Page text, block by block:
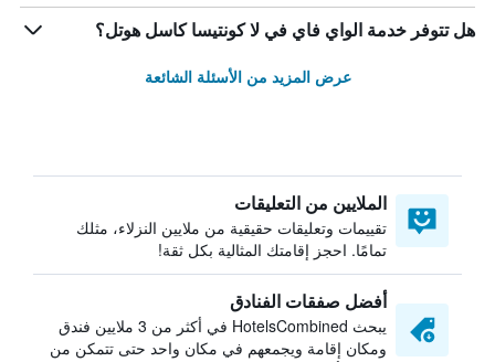
هل تتوفر خدمة الواي فاي في لا كونتيسا كاسل هوتل؟
عرض المزيد من الأسئلة الشائعة
الملايين من التعليقات
تقييمات وتعليقات حقيقية من ملايين النزلاء، مثلك
تمامًا. احجز إقامتك المثالية بكل ثقة!
أفضل صفقات الفنادق
يبحث HotelsCombined في أكثر من 3 ملايين فندق
ومكان إقامة ويجمعهم في مكان واحد حتى تتمكن من